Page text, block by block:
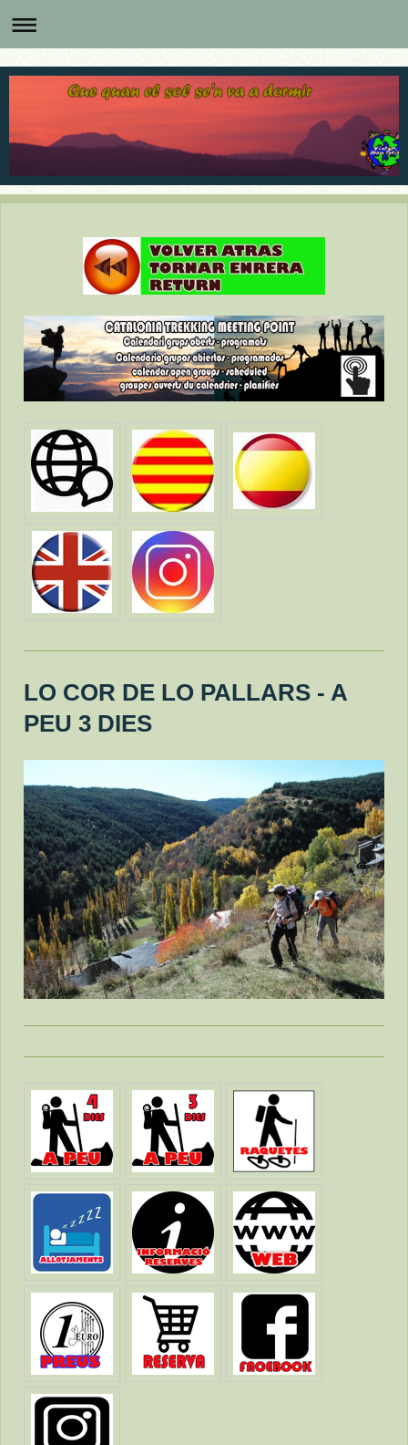
LO COR DE LO PALLARS - A
PEU 3 DIES